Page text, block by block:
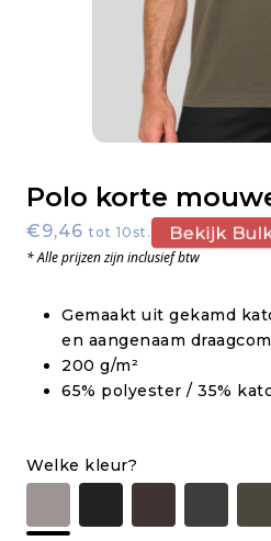
Polo korte
€9,46tot 10st. Bekijk
* Alle prijzen zijn inclusief btw
Gemaakt uit gekamd
en aangenaam
200 g/m²
65% polyester / 35%
Welke kleur?